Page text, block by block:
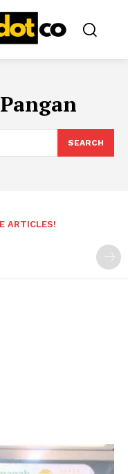
SEARCH
ARTICLES!